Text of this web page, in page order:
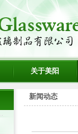
关于美阳
新闻动态